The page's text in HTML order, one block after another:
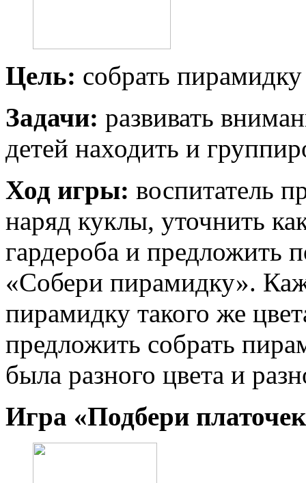
Цель: собрать
Задачи: развивать
детей находить и
Ход игры: воспитатель
наряд куклы, уточнить
гардероба и предложить
«Собери пирамидку».
пирамидку такого же
предложить собрать
была разного цвета и
Игра «Подбери